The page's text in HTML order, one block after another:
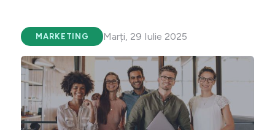
MARKETING Marți, 29 Iulie 2025